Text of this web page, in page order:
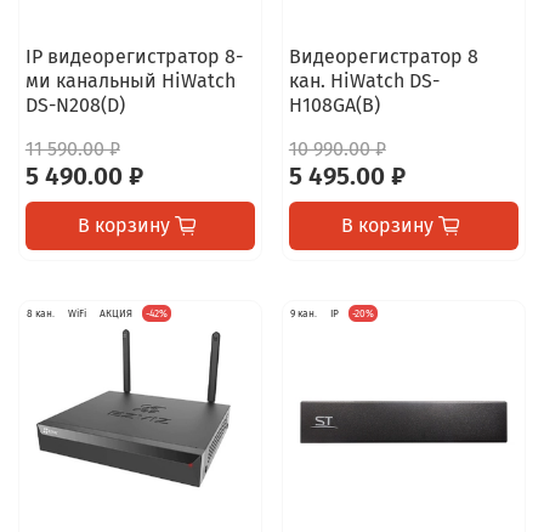
IP видеорегистратор 8-
ми канальный HiWatch
DS-N208(D)
11 590.00 ₽
5 490.00 ₽
В корзину
Видеорегистратор 8
кан. HiWatch DS-
H108GA(B)
10 990.00 ₽
5 495.00 ₽
В корзину
8 кан. WiFi АКЦИЯ -42% 9 кан. IP -20%